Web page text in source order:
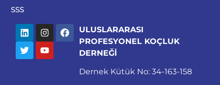
SSS
ULUSLARARASI
PROFESYONEL KOÇLUK
DERNEĞİ
Dernek Kütük No: 34-163-158